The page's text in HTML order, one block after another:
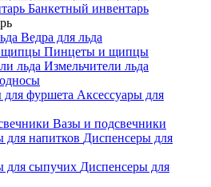
Банкетный инвентарь
Ведра для льда
Пинцеты и щипцы
Измельчители льда
Аксессуары для
Вазы и подсвечники
Диспенсеры для
Диспенсеры для